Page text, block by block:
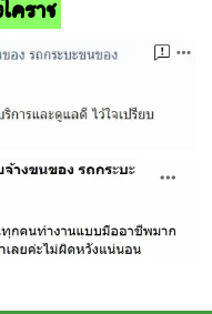
คราช